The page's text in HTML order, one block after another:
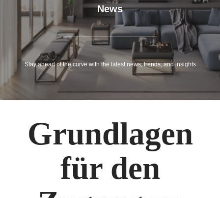
News
Stay ahead of the curve with the latest news, trends, and insights
Grundlagen
für den